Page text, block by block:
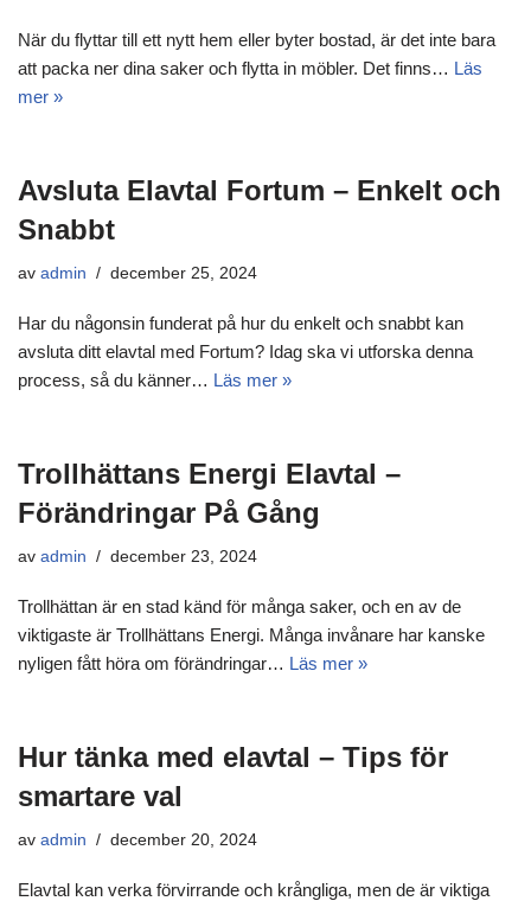
När du flyttar till ett nytt hem eller byter bostad, är det inte bara
att packa ner dina saker och flytta in möbler. Det finns… Läs
mer »
Avsluta Elavtal Fortum – Enkelt och
Snabbt
av admin december 25, 2024
Har du någonsin funderat på hur du enkelt och snabbt kan
avsluta ditt elavtal med Fortum? Idag ska vi utforska denna
process, så du känner… Läs mer »
Trollhättans Energi Elavtal –
Förändringar På Gång
av admin december 23, 2024
Trollhättan är en stad känd för många saker, och en av de
viktigaste är Trollhättans Energi. Många invånare har kanske
nyligen fått höra om förändringar… Läs mer »
Hur tänka med elavtal – Tips för
smartare val
av admin december 20, 2024
Elavtal kan verka förvirrande och krångliga, men de är viktiga